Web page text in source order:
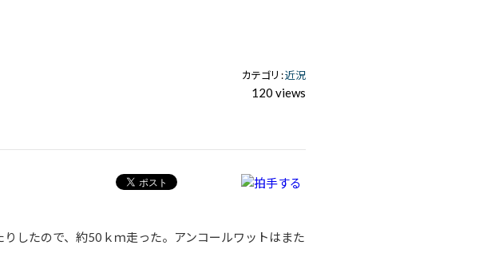
カテゴリ :近況
120 views
したので、約50ｋｍ走った。アンコールワットはまた